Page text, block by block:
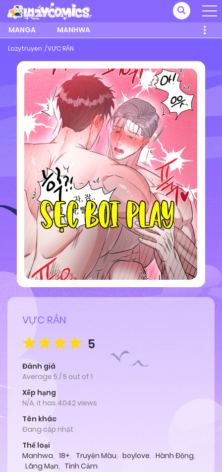
MANGA MANHWA
Lazytruyen VỰC RẮN
VỰC RẮN
5
Đánh giá
Average 5 /5 out of 1
Xếp hạng
N/A, it has 4042 views
Tên khác
Đang cập nhật
Thể loại
Manhwa, 18+, Truyện Màu, boylove, Hành Động,
Lãng Mạn, Tình Cảm